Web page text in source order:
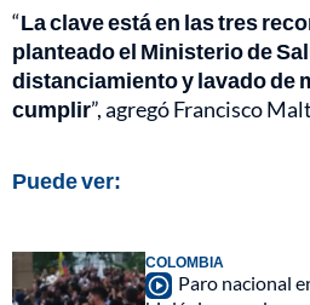
“La clave está en las tres
planteado el Ministerio de
distanciamiento y lavado de
cumplir”, agregó Francisco
Puede ver:
COLOMBIA
Paro nacional